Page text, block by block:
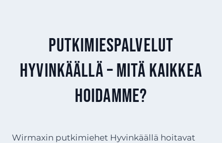
Putkimiespalvelut
Hyvinkäällä – mitä kaikkea
hoidamme?
Wirmaxin putkimiehet Hyvinkäällä hoitavat